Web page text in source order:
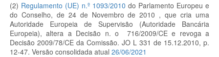
(2) Regulamento (UE) n.º 1093/2010 do Parlamento Europeu e
do Conselho, de 24 de Novembro de 2010 , que cria uma
Autoridade Europeia de Supervisão (Autoridade Bancária
Europeia), altera a Decisão n. o 716/2009/CE e revoga a
Decisão 2009/78/CE da Comissão. JO L 331 de 15.12.2010, p.
12-47. Versão consolidada atual 26/06/2021